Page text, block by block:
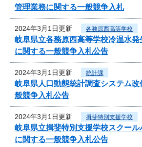
管理業務に関する一般競争入札
2024年3月1日更新 各務原西高等学校
岐阜県立各務原西高等学校冷温水
に関する一般競争入札公告
2024年3月1日更新 統計課
岐阜県人口動態統計調査システム
般競争入札公告
2024年3月1日更新 揖斐特別支援学校
岐阜県立揖斐特別支援学校スクー
に関する一般競争入札公告